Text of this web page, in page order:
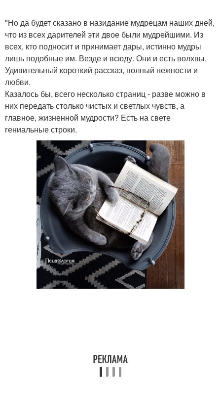
"Но да будет сказано в назидание мудрецам наших дней,
что из всех дарителей эти двое были мудрейшими. Из
всех, кто подносит и принимает дары, истинно мудры
лишь подобные им. Везде и всюду. Они и есть волхвы.
Удивительный короткий рассказ, полный нежности и
любви.
Казалось бы, всего несколько страниц - разве можно в
них передать столько чистых и светлых чувств, а
главное, жизненной мудрости? Есть на свете
гениальные строки.